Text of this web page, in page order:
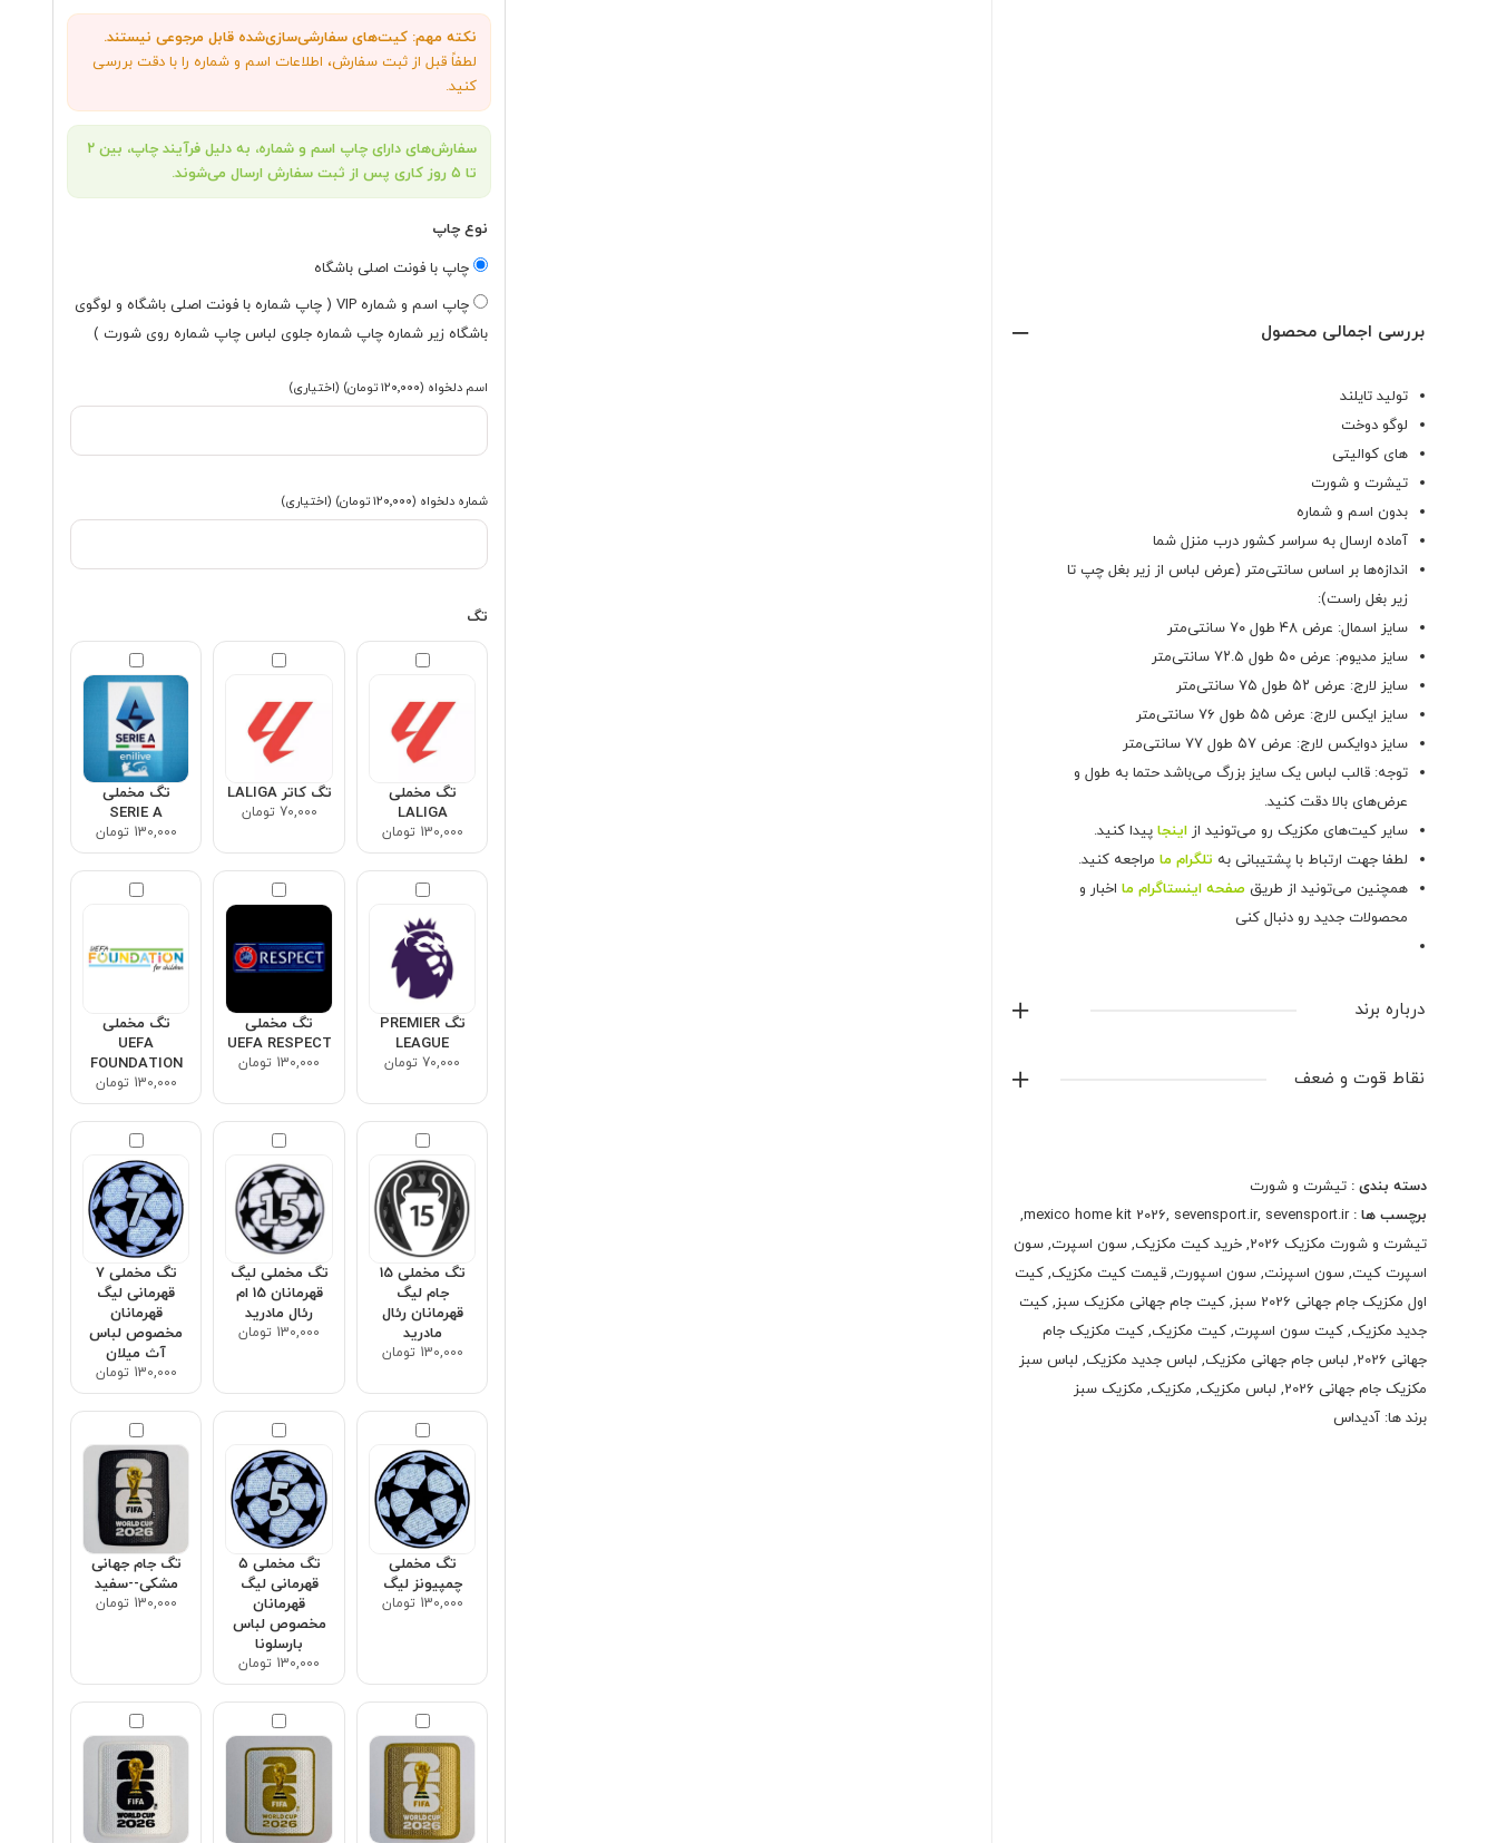
بررسی اجمالی محصول
تولید تایلند
لوگو دوخت
های کوالیتی
تیشرت و شورت
بدون اسم و شماره
آماده ارسال به سراسر کشور درب منزل شما
اندازه‌ها بر اساس سانتی‌متر (عرض لباس از زیر بغل چپ تا
زیر بغل راست):
سایز اسمال: عرض ۴۸ طول ۷۰ سانتی‌متر
سایز مدیوم: عرض ۵۰ طول ۷۲.۵ سانتی‌متر
سایز لارج: عرض ۵۲ طول ۷۵ سانتی‌متر
سایز ایکس لارج: عرض ۵۵ طول ۷۶ سانتی‌متر
سایز دوایکس لارج: عرض ۵۷ طول ۷۷ سانتی‌متر
توجه: قالب لباس یک سایز بزرگ می‌باشد حتما به طول و
عرض‌های بالا دقت کنید.
سایر کیت‌های مکزیک رو می‌تونید از اینجا پیدا کنید.
لطفا جهت ارتباط با پشتیبانی به تلگرام ما مراجعه کنید.
همچنین می‌تونید از طریق صفحه اینستاگرام ما اخبار و
محصولات جدید رو دنبال کنی
درباره برند
نقاط قوت و ضعف
دسته بندی : تیشرت و شورت
برچسب ها :
mexico home kit 2026, sevensport.ir, sevensport.ir
,
تیشرت و شورت مکزیک 2026
, خرید کیت مکزیک, سون اسپرت, سون
اسپرت کیت, سون اسپرنت, سون اسپورت, قیمت کیت مکزیک, کیت
اول مکزیک جام جهانی 2026 سبز
, کیت جام جهانی مکزیک سبز, کیت
جدید مکزیک, کیت سون اسپرت, کیت مکزیک, کیت مکزیک جام
جهانی 2026
, لباس جام جهانی مکزیک, لباس جدید مکزیک, لباس سبز
مکزیک جام جهانی 2026
, لباس مکزیک, مکزیک, مکزیک سبز
برند ها: آدیداس
نکته مهم: کیت‌های سفارشی‌سازی‌شده قابل مرجوعی نیستند.
لطفاً قبل از ثبت سفارش، اطلاعات اسم و شماره را با دقت بررسی
کنید.
سفارش‌های دارای چاپ اسم و شماره، به دلیل فرآیند چاپ، بین ۲
تا ۵ روز کاری پس از ثبت سفارش ارسال می‌شوند.
نوع چاپ
چاپ با فونت اصلی باشگاه
چاپ اسم و شماره VIP ( چاپ شماره با فونت اصلی باشگاه و لوگوی
باشگاه زیر شماره چاپ شماره جلوی لباس چاپ شماره روی شورت )
اسم دلخواه (۱۲۰٬۰۰۰ تومان) (اختیاری)
شماره دلخواه (۱۲۰٬۰۰۰ تومان) (اختیاری)
تگ
تگ مخملی
LALIGA
130,000 تومان
تگ کاتر LALIGA
70,000 تومان
تگ مخملی
SERIE A
130,000 تومان
تگ PREMIER
LEAGUE
70,000 تومان
تگ مخملی
UEFA RESPECT
130,000 تومان
تگ مخملی
UEFA
FOUNDATION
130,000 تومان
تگ مخملی 15
جام لیگ
قهرمانان رئال
مادرید
130,000 تومان
تگ مخملی لیگ
قهرمانان 15 ام
رئال مادرید
130,000 تومان
تگ مخملی ۷
قهرمانی لیگ
قهرمانان
مخصوص لباس
آث میلان
130,000 تومان
تگ مخملی
چمپیونز لیگ
130,000 تومان
تگ مخملی ۵
قهرمانی لیگ
قهرمانان
مخصوص لباس
بارسلونا
130,000 تومان
تگ جام جهانی
مشکی--سفید
130,000 تومان